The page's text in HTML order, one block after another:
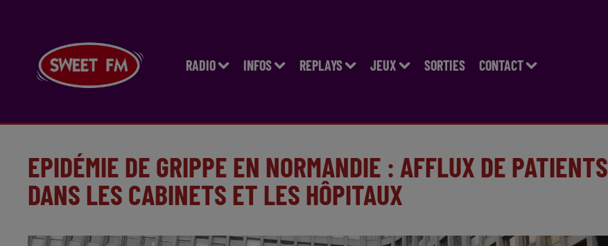
RADIO INFOS REPLAYS JEUX SORTIES CONTACT
EPIDÉMIE DE GRIPPE EN NORMANDIE : AFFLUX DE PATIENTS
DANS LES CABINETS ET LES HÔPITAUX